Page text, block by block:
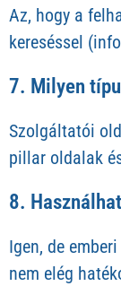
Az, hogy a
kereséssel
7. Milyen
Szolgáltatói
pillar oldalak
8.
Igen, de
nem elég